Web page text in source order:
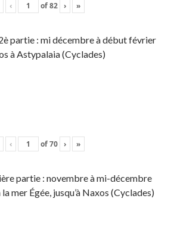
‹ of82 › »
partie : mi décembre à début février
à Astypalaia (Cyclades)
‹ of70 › »
partie : novembre à mi-décembre
mer Égée, jusqu’à Naxos (Cyclades)